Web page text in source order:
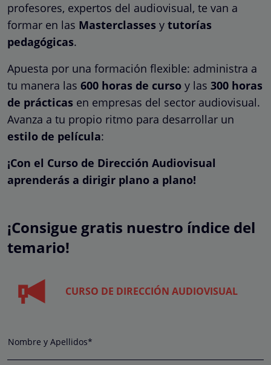
profesores, expertos del audiovisual, te van a
formar en las Masterclasses y tutorías
pedagógicas.
Apuesta por una formación flexible: administra a
tu manera las 600 horas de curso y las 300 horas
de prácticas en empresas del sector audiovisual.
Avanza a tu propio ritmo para desarrollar un
estilo de película:
¡Con el Curso de Dirección Audiovisual
aprenderás a dirigir plano a plano!
¡Consigue gratis nuestro índice del
temario!
CURSO DE DIRECCIÓN AUDIOVISUAL
Nombre y Apellidos*